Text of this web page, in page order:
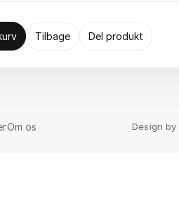
Tilbage Del produkt
Om os Design by